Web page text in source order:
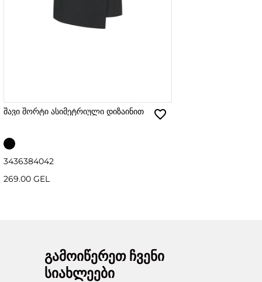
შავი შორტი ასიმეტრიული დიზაინით
3436384042
269.00 GEL
გამოიწერეთ ჩვენი
სიახლეები